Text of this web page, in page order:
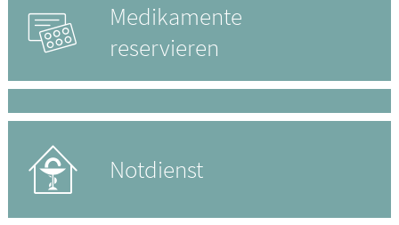
Medikamente
reservieren
Notdienst